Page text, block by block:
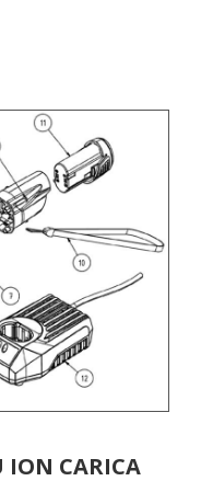
ION CARICA